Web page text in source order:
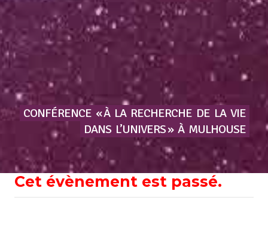
CONFÉRENCE « À LA RECHERCHE DE LA VIE
DANS L’UNIVERS » À MULHOUSE
Cet évènement est passé.